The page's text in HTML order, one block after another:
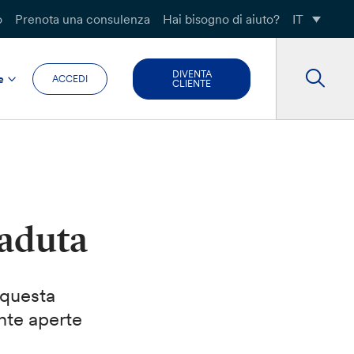
Prenota una consulenza Hai bisogno di aiuto? IT
ACCEDI
DIVENTA
CLIENTE
aperte